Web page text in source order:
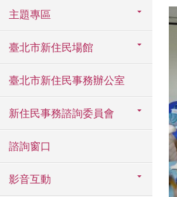
主題專區
臺北市新住民場館
臺北市新住民事務辦公室
新住民事務諮詢委員會
諮詢窗口
影音互動